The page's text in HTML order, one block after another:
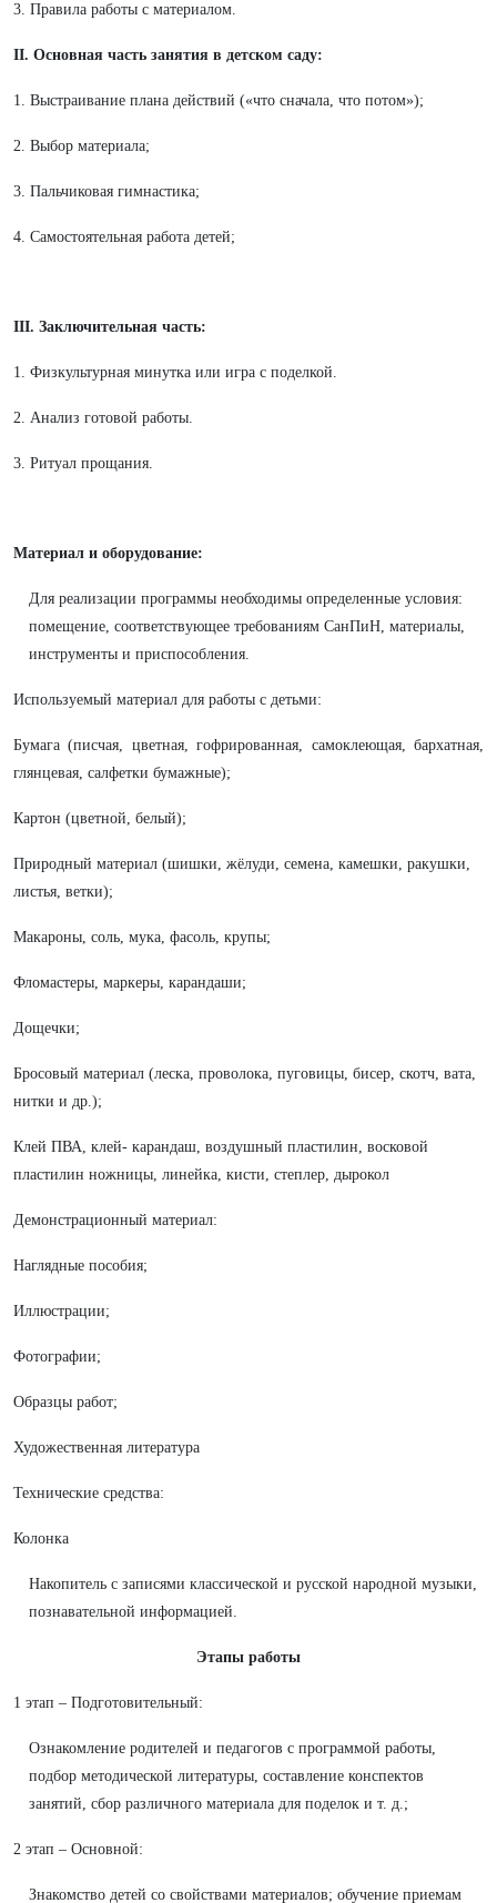
3. Правила работы с материалом.
II. Основная часть занятия в детском саду:
1. Выстраивание плана действий («что сначала, что потом»);
2. Выбор материала;
3. Пальчиковая гимнастика;
4. Самостоятельная работа детей;
III. Заключительная часть:
1. Физкультурная минутка или игра с поделкой.
2. Анализ готовой работы.
3. Ритуал прощания.
Материал и оборудование:
Для реализации программы необходимы определенные условия:
помещение, соответствующее требованиям СанПиН, материалы,
инструменты и приспособления.
Используемый материал для работы с детьми:
Бумага (писчая, цветная, гофрированная, самоклеющая, бархатная,
глянцевая, салфетки бумажные);
Картон (цветной, белый);
Природный материал (шишки, жёлуди, семена, камешки, ракушки,
листья, ветки);
Макароны, соль, мука, фасоль, крупы;
Фломастеры, маркеры, карандаши;
Дощечки;
Бросовый материал (леска, проволока, пуговицы, бисер, скотч, вата,
нитки и др.);
Клей ПВА, клей- карандаш, воздушный пластилин, восковой
пластилин ножницы, линейка, кисти, степлер, дырокол
Демонстрационный материал:
Наглядные пособия;
Иллюстрации;
Фотографии;
Образцы работ;
Художественная литература
Технические средства:
Колонка
Накопитель с записями классической и русской народной музыки,
познавательной информацией.
Этапы работы
1 этап – Подготовительный:
Ознакомление родителей и педагогов с программой работы,
подбор методической литературы, составление конспектов
занятий, сбор различного материала для поделок и т. д.;
2 этап – Основной:
Знакомство детей со свойствами материалов; обучение приемам